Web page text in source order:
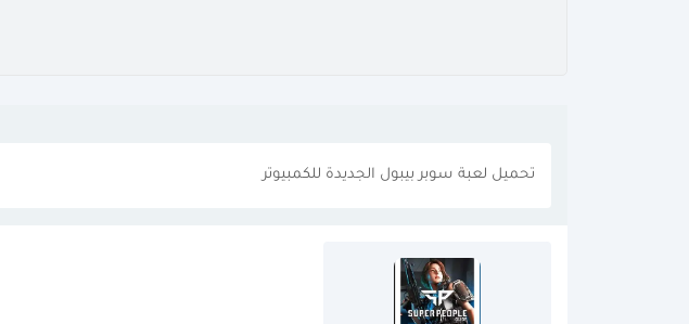
تحميل لعبة سوبر بيبول الجديدة للكمبيوتر